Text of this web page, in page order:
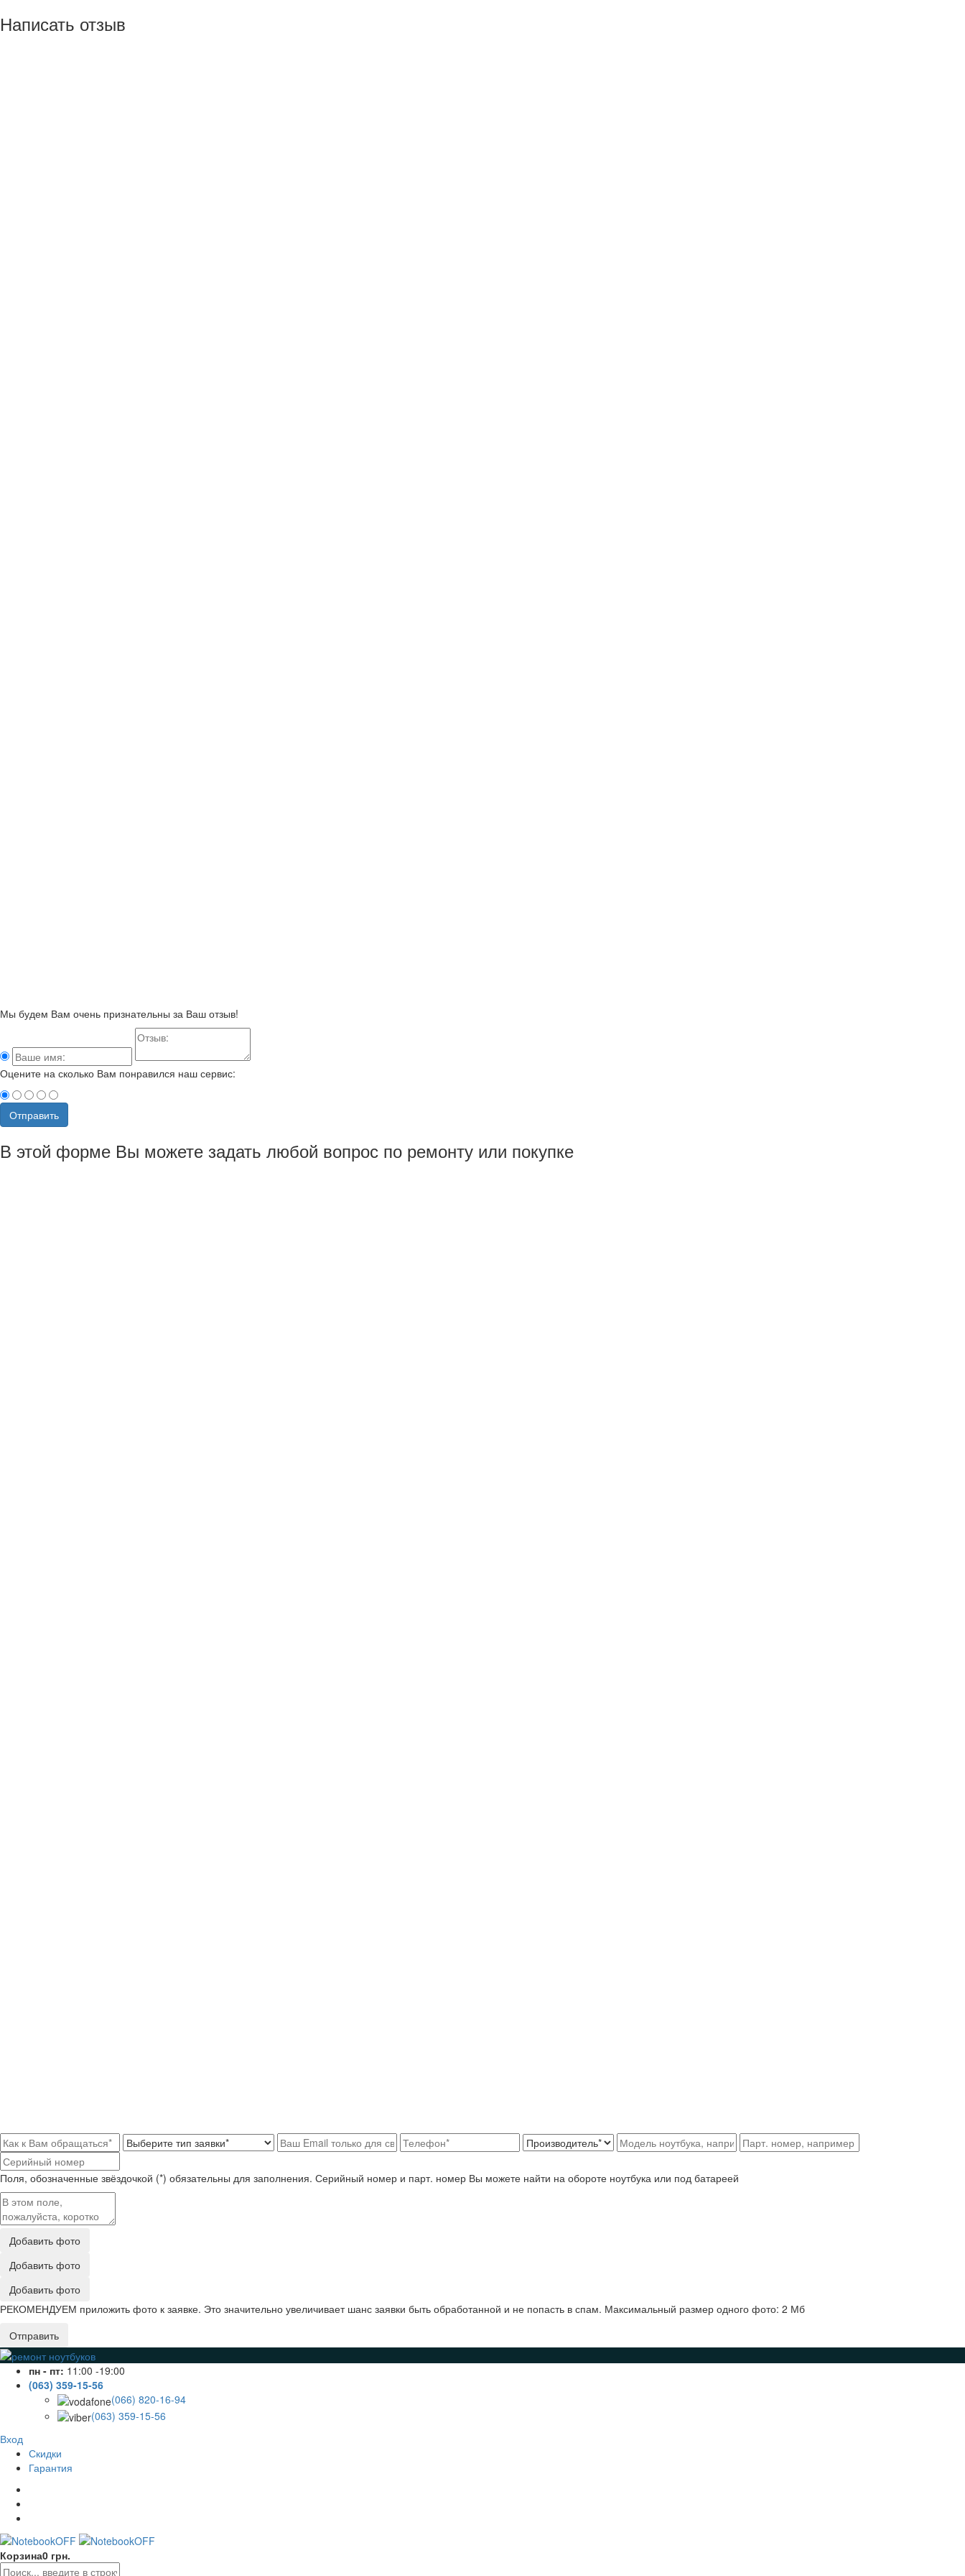
Написать отзыв
Мы будем Вам очень признательны за Ваш отзыв!
Оцените на сколько Вам понравился наш сервис:
Отправить
В этой форме Вы можете задать любой вопрос по ремонту или покупке
Поля, обозначенные звёздочкой (*) обязательны для заполнения. Серийный номер и парт. номер Вы можете найти на обороте ноутбука или под батареей
Добавить фото
Добавить фото
Добавить фото
РЕКОМЕНДУЕМ приложить фото к заявке. Это значительно увеличивает шанс заявки быть обработанной и не попасть в спам. Максимальный размер одного фото: 2 Мб
Отправить
пн - пт: 11:00 -19:00
(063) 359-15-56
(066) 820-16-94
(063) 359-15-56
Вход
Скидки
Гарантия
Корзина0 грн.